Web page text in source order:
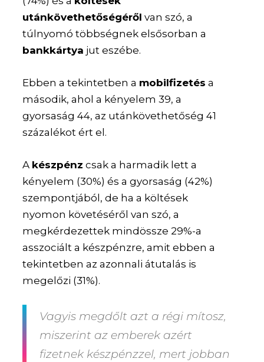
utánkövethetőségéről van szó, a
túlnyomó többségnek elsősorban a
bankkártya jut eszébe.
Ebben a tekintetben a mobilfizetés a
második, ahol a kényelem 39, a
gyorsaság 44, az utánkövethetőség 41
százalékot ért el.
A készpénz csak a harmadik lett a
kényelem (30%) és a gyorsaság (42%)
szempontjából, de ha a költések
nyomon követéséről van szó, a
megkérdezettek mindössze 29%-a
asszociált a készpénzre, amit ebben a
tekintetben az azonnali átutalás is
megelőzi (31%).
Vagyis megdőlt azt a régi mítosz,
miszerint az emberek azért
fizetnek készpénzzel, mert jobban